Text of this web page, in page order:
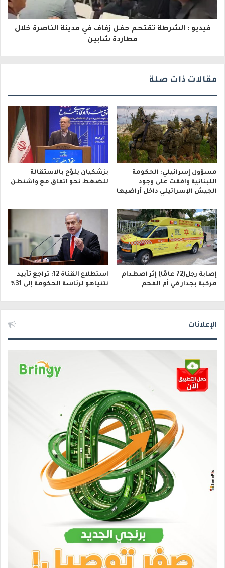
فيديو : الشرطة تقتحم حفل زفاف في مدينة الناصرة خلال
مطاردة شابين
مقالات ذات صلة
مسؤول إسرائيلي: الحكومة
اللبنانية وافقت على وجود
الجيش الإسرائيلي داخل أراضيها
بزشكيان يلوّح بالاستقالة
للضغط نحو اتفاق مع واشنطن
إصابة رجل(72 عامًا) إثر اصطدام
مركبة بجدار في أم الفحم
استطلاع القناة 12: تراجع تأييد
نتنياهو لرئاسة الحكومة إلى 31%
الإعلانات